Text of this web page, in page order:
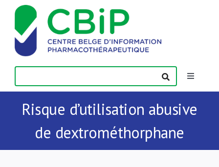
Passer
contenu
Toggle
Actualités
Publications
Risque d’utilisation abusive
de dextrométhorphane